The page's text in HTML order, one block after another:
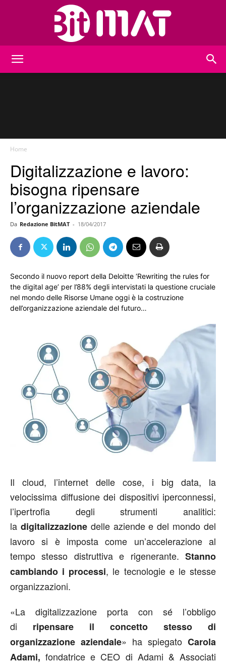
Home
Digitalizzazione e lavoro:
bisogna ripensare
l’organizzazione aziendale
Da Redazione BitMAT - 18/04/2017
Secondo il nuovo report della Deloitte ‘Rewriting the rules for
the digital age’ per l’88% degli intervistati la questione cruciale
nel mondo delle Risorse Umane oggi è la costruzione
dell’organizzazione aziendale del futuro…
Il cloud, l’internet delle cose, i big data, la
velocissima diffusione dei dispositivi iperconnessi,
l’ipertrofia degli strumenti analitici:
la digitalizzazionedelle aziende e del mondo del
lavoro si è imposta come un’accelerazione al
tempo stesso distruttiva e rigenerante. Stanno
cambiando i processi, le tecnologie e le stesse
organizzazioni.
«La digitalizzazione porta con sé l’obbligo
di ripensare il concetto stesso di
organizzazione aziendale» ha spiegato Carola
Adami, fondatrice e CEO di Adami & Associati